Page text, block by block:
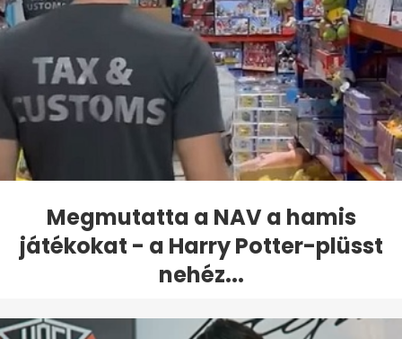
Megmutatta a NAV a hamis
játékokat - a Harry Potter-plüsst
nehéz...